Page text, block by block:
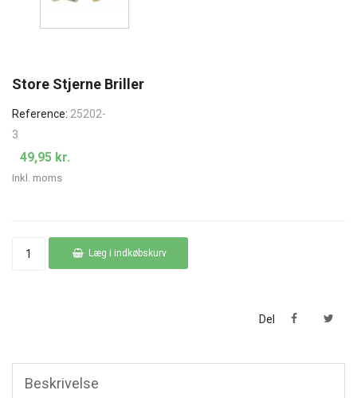
Store Stjerne Briller
Reference: 25202-
3
49,95 kr.
Inkl. moms
Læg i indkøbskurv
Del
Beskrivelse